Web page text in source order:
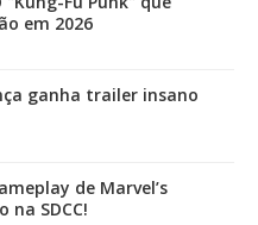
em 2026
ganha trailer insano
de Marvel’s
na SDCC!